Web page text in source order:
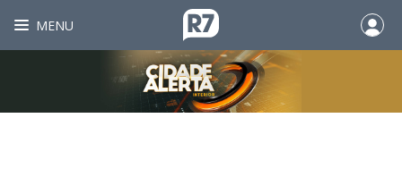
MENU